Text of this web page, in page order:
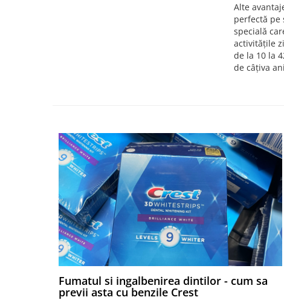
Alte
perfectă pe
specială
activitățile
de la 10 la
de câțiva
Fumatul si ingalbenirea dintilor - cum sa
previi asta cu benzile Crest